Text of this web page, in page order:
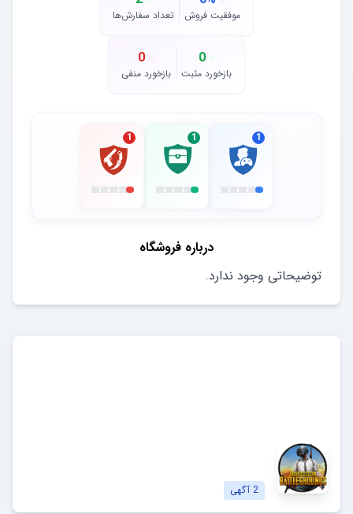
موفقیت فروش تعداد سفارش‌ها
0
بازخورد مثبت
0
بازخورد منفی
1
1
1
درباره فروشگاه
توضیحاتی وجود ندارد.
2 آگهی